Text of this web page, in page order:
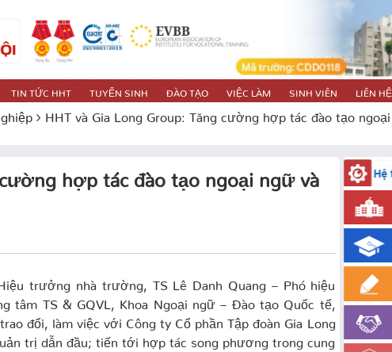
TIN TỨC HHT TUYỂN SINH ĐÀO TẠO VIỆC LÀM SINH VIÊN LIÊN HỆ
HHT và Gia Long Group: Tăng cường hợp tác đào tạo
hợp tác đào tạo ngoại ngữ và
trưởng nhà trường, TS Lê Danh Quang – Phó hiệu
tâm TS & GQVL, Khoa Ngoại ngữ – Đào tạo Quốc tế,
đổi, làm việc với Công ty Cổ phần Tập đoàn Gia Long
trị dẫn đầu; tiến tới hợp tác song phương trong cung